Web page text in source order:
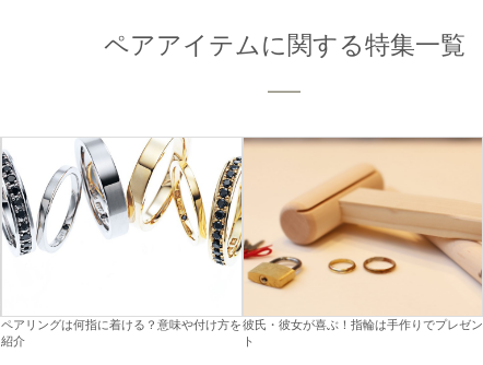
ペアアイテムに関する特集一覧
ペアリングは何指に着ける？意味や付け方を
紹介
彼氏・彼女が喜ぶ！指輪は手作りでプレゼン
ト